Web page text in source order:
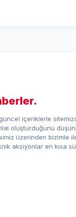
içeriklerle
oluşturduğunu
üzerinden bizimle
aksiyonlar en kısa